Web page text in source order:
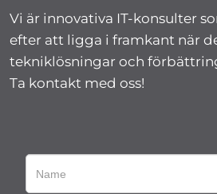
Vi är innovativa IT-konsulter
efter att ligga i framkant när
tekniklösningar och
Ta kontakt med oss!